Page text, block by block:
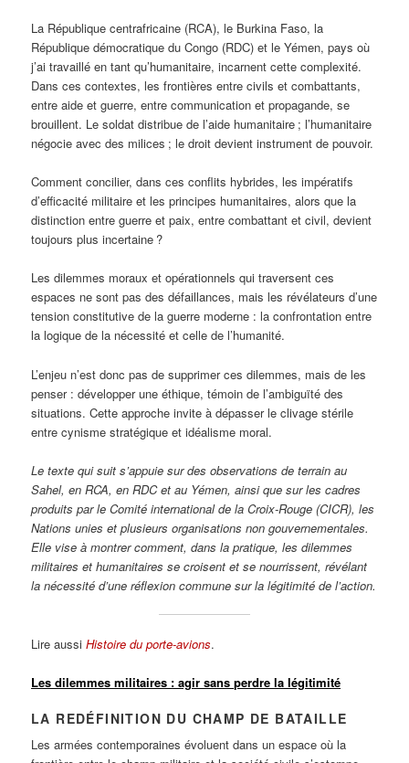
La République centrafricaine (RCA), le Burkina Faso, la
République démocratique du Congo (RDC) et le Yémen, pays où
j’ai travaillé en tant qu’humanitaire, incarnent cette complexité.
Dans ces contextes, les frontières entre civils et combattants,
entre aide et guerre, entre communication et propagande, se
brouillent. Le soldat distribue de l’aide humanitaire ; l’humanitaire
négocie avec des milices ; le droit devient instrument de pouvoir.
Comment concilier, dans ces conflits hybrides, les impératifs
d’efficacité militaire et les principes humanitaires, alors que la
distinction entre guerre et paix, entre combattant et civil, devient
toujours plus incertaine ?
Les dilemmes moraux et opérationnels qui traversent ces
espaces ne sont pas des défaillances, mais les révélateurs d’une
tension constitutive de la guerre moderne : la confrontation entre
la logique de la nécessité et celle de l’humanité.
L’enjeu n’est donc pas de supprimer ces dilemmes, mais de les
penser : développer une éthique, témoin de l’ambiguïté des
situations. Cette approche invite à dépasser le clivage stérile
entre cynisme stratégique et idéalisme moral.
Le texte qui suit s’appuie sur des observations de terrain au
Sahel, en RCA, en RDC et au Yémen, ainsi que sur les cadres
produits par le Comité international de la Croix-Rouge (CICR), les
Nations unies et plusieurs organisations non gouvernementales.
Elle vise à montrer comment, dans la pratique, les dilemmes
militaires et humanitaires se croisent et se nourrissent, révélant
la nécessité d’une réflexion commune sur la légitimité de l’action.
Lire aussiHistoire du porte-avions.
Les dilemmes militaires : agir sans perdre la légitimité
LA REDÉFINITION DU CHAMP DE BATAILLE
Les armées contemporaines évoluent dans un espace où la